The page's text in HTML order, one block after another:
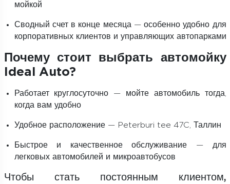
мойкой
Сводный счет в конце месяца — особенно удобно для
корпоративных клиентов и управляющих автопарками
Почему стоит выбрать автомойку
Ideal Auto?
Работает круглосуточно — мойте автомобиль тогда,
когда вам удобно
Удобное расположение — Peterburi tee 47C, Таллин
Быстрое и качественное обслуживание — для
легковых автомобилей и микроавтобусов
Чтобы стать постоянным клиентом,